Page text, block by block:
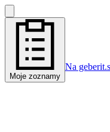
Moje zoznamy
Na